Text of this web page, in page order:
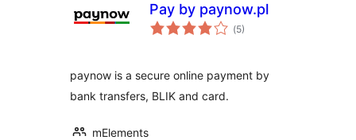
Pay by paynow.pl
(Totalt
antal
5)
paynow is a secure online payment by
bank transfers, BLIK and card.
mElements